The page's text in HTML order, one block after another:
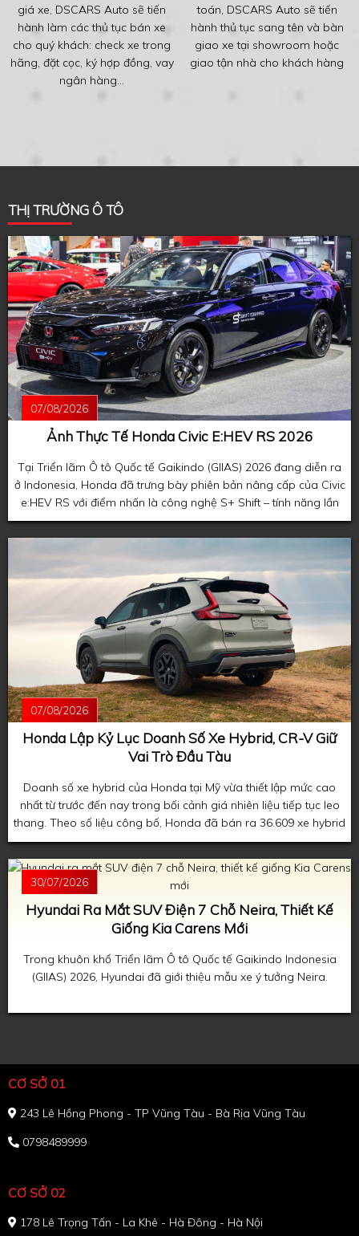
giá xe, DSCARS Auto sẽ tiến
hành làm các thủ tục bán xe
cho quý khách: check xe trong
hãng, đặt cọc, ký hợp đồng, vay
ngân hàng...
toán, DSCARS Auto sẽ tiến
hành thủ tục sang tên và bàn
giao xe tại showroom hoặc
giao tận nhà cho khách hàng
THỊ TRƯỜNG Ô TÔ
07/08/2026
Ảnh Thực Tế Honda Civic E:HEV RS 2026
Tại Triển lãm Ô tô Quốc tế Gaikindo (GIIAS) 2026 đang diễn ra
ở Indonesia, Honda đã trưng bày phiên bản nâng cấp của Civic
e:HEV RS với điểm nhấn là công nghệ S+ Shift – tính năng lần
đầu xuất hiện trên mẫu coupe thể thao Honda Prelude thế hệ
mới.
07/08/2026
Honda Lập Kỷ Lục Doanh Số Xe Hybrid, CR-V Giữ
Vai Trò Đầu Tàu
Doanh số xe hybrid của Honda tại Mỹ vừa thiết lập mức cao
nhất từ trước đến nay trong bối cảnh giá nhiên liệu tiếp tục leo
thang. Theo số liệu công bố, Honda đã bán ra 36.609 xe hybrid
trong tháng 7, phản ánh xu hướng người tiêu dùng ngày càng
ưu tiên các mẫu xe tiết kiệm nhiên liệu khi giá xăng duy trì ở
mức cao.
30/07/2026
Hyundai Ra Mắt SUV Điện 7 Chỗ Neira, Thiết Kế
Giống Kia Carens Mới
Trong khuôn khổ Triển lãm Ô tô Quốc tế Gaikindo Indonesia
(GIIAS) 2026, Hyundai đã giới thiệu mẫu xe ý tưởng Neira.
CƠ SỞ 01
243 Lê Hồng Phong - TP Vũng Tàu - Bà Rịa Vũng Tàu
0798489999
CƠ SỞ 02
178 Lê Trọng Tấn - La Khê - Hà Đông - Hà Nội